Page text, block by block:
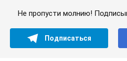
Не пропусти молнию!
Подписаться